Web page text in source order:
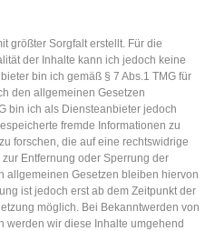
größter Sorgfalt erstellt. Für die
der Inhalte kann ich jedoch keine
bin ich gemäß § 7 Abs.1 TMG für
den allgemeinen Gesetzen
bin ich als Diensteanbieter jedoch
fremde Informationen zu
forschen, die auf eine rechtswidrige
Entfernung oder Sperrung der
allgemeinen Gesetzen bleiben hiervon
ist jedoch erst ab dem Zeitpunkt der
möglich. Bei Bekanntwerden von
werden wir diese Inhalte umgehend